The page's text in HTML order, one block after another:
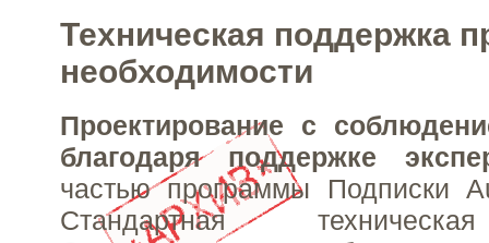
Техническая поддержка
необходимости
Проектирование с
благодаря поддержке
частью программы Подписки
Стандартная